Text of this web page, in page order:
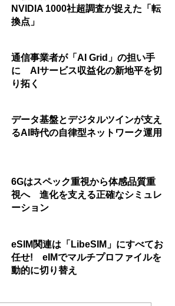
NVIDIA 1000社超調査が捉えた「転
換点」
通信事業者が「AI Grid」の担い手
に AIサービス収益化の新地平を切
り拓く
データ基盤とデジタルツインが支え
るAI時代の自律型ネットワーク運用
6Gはスペック重視から体感品質重
視へ 進化を支える正確なシミュレ
ーション
eSIM関連は「LibeSIM」にすべてお
任せ! eIMでマルチプロファイルを
動的に切り替え